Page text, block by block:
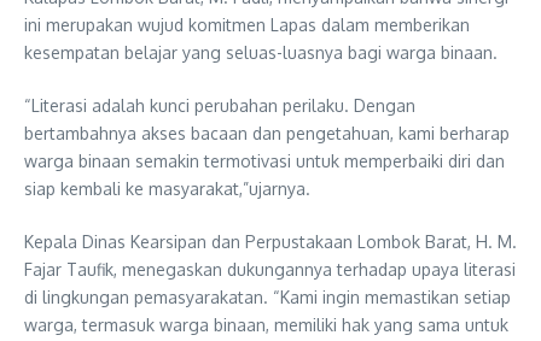
ini merupakan wujud komitmen Lapas dalam memberikan
kesempatan belajar yang seluas-luasnya bagi warga binaan.
“Literasi adalah kunci perubahan perilaku. Dengan
bertambahnya akses bacaan dan pengetahuan, kami berharap
warga binaan semakin termotivasi untuk memperbaiki diri dan
siap kembali ke masyarakat,”ujarnya.
Kepala Dinas Kearsipan dan Perpustakaan Lombok Barat, H. M.
Fajar Taufik, menegaskan dukungannya terhadap upaya literasi
di lingkungan pemasyarakatan. “Kami ingin memastikan setiap
warga, termasuk warga binaan, memiliki hak yang sama untuk